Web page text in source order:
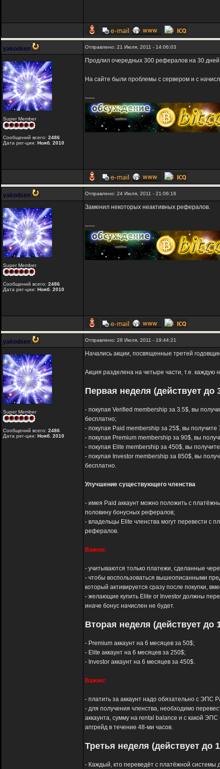
yakodsen Отправлено: 21 Июля, 2011 - 14:06:03
Super Member
Сообщений всего: 2486
Дата рег-ции: Нояб. 2010
Продлил очередных 300 рефералов на 30
На сайте были проблемы с сервером и с
-----
yakodsen Отправлено: 24 Июля, 2011 - 21:06:16
Super Member
Сообщений всего: 2486
Дата рег-ции: Нояб. 2010
Заменил некоторых неактивных рефералов.
-----
yakodsen Отправлено: 28 Июля, 2011 - 19:44:21
Super Member
Сообщений всего: 2486
Дата рег-ции: Нояб. 2010
Начались акции, посвященные третей
Акция разделена на четыре части, т.е.
Первая неделя (действует до
- покупая Verified membership за 3.5$, вы
бесплатно;
- покупая Paid membership за 25$, вы
- покупая Premium membership за 90$, вы
- покупая Elite membership за 450$, вы
- покупая Investor membership за 850$, вы
бесплатно.
Улучшение существующего членства
- имея Paid аккаунт можно положить с
половину бонусных рефералов;
- владельцы Elite членства могут перевести с
рефералов.
Важно:
- учитываются только платежи, сделанные
- чтобы воспользоваться вышеописанными
который активируется сразу после покупки,
- желающие купить Elite or Investor должны
иначе бонус начислен не будет.
Вторая неделя (действует до
- Premium аккаунт на 6 месяцев за 50$;
- Elite аккаунт на 6 месяцев за 250$;
- Investor аккаунт на 6 месяцев за 450$.
Важно:
- платить за аккаунт надо обязательно с ЭПС
- для получения членства, необходимо
аккаунта, сумму на rental balance и с какой
апгрейд в течение 48-ми часов.
Третья неделя (действует до
- Каждый, кто переведёт с платёжной системы